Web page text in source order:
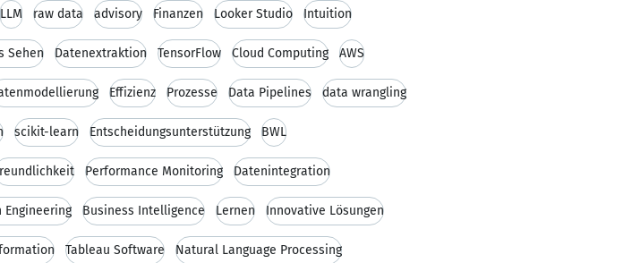
LLM raw data advisory Finanzen Looker Studio Intuition
Sehen Datenextraktion TensorFlow Cloud Computing AWS
Effizienz Prozesse Data Pipelines data wrangling
scikit-learn Entscheidungsunterstützung BWL
Performance Monitoring Datenintegration
Business Intelligence Lernen Innovative Lösungen
Tableau Software Natural Language Processing